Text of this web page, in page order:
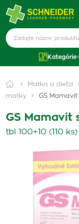
Kategórie
Matka a dieťa
matky
GS
GS Mamavit
tbl 100+10 (110 ks)